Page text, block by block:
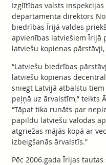
Izglītības valsts
departamenta direktors
biedrības Īrijā valdes
apvienības latviešiem Īrijā
latviešu kopienas
“Latviešu biedrības
latviešu kopienas
sniegt Latvijā atbalstu
peļņā uz ārvalstīm,” teikts
“Tāpat tika runāts par
papildu latviešu valodas
atgriežas mājās kopā ar
izbeigšanās ārvalstīs.”
Pēc 2006.gada Īrijas